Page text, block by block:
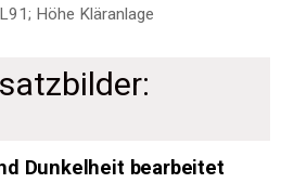
Höhe Kläranlage
Dunkelheit bearbeitet